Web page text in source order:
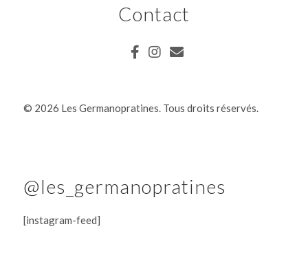
Contact
© 2026 Les Germanopratines. Tous droits réservés.
@les_germanopratines
[instagram-feed]